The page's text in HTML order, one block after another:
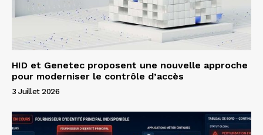
HID et Genetec proposent une nouvelle approche
pour moderniser le contrôle d’accès
3 Juillet 2026